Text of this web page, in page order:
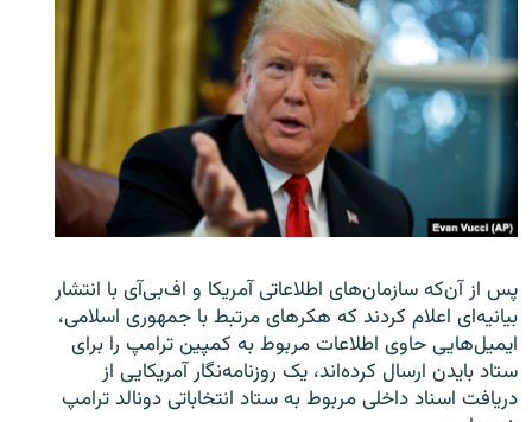
پس از آن‌که سازمان‌های اطلاعاتی آمریکا و اف‌بی‌آی با انتشار
بیانیه‌ای اعلام کردند که هکرهای مرتبط با جمهوری اسلامی،
ایمیل‌هایی حاوی اطلاعات مربوط به کمپین ترامپ را برای
ستاد بایدن ارسال کرده‌اند، یک روزنامه‌نگار آمریکایی از
دریافت اسناد داخلی مربوط به ستاد انتخاباتی دونالد ترامپ